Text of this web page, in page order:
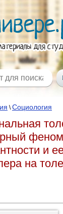
\Социология
и
на